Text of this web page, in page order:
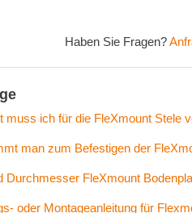
Haben Sie Fragen?
muss ich für die FleXmount Stele
man zum Befestigen der
Durchmesser FleXmount
oder Montageanleitung für